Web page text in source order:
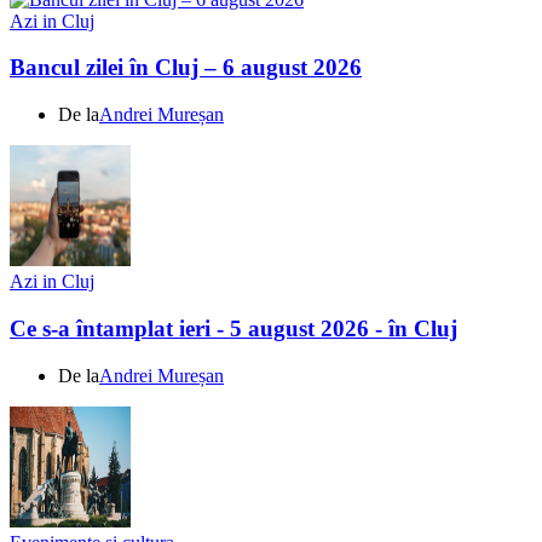
Azi in Cluj
Bancul zilei în Cluj – 6 august 2026
De laAndrei Mureșan
Azi in Cluj
Ce s-a întamplat ieri - 5 august 2026 - în Cluj
De laAndrei Mureșan